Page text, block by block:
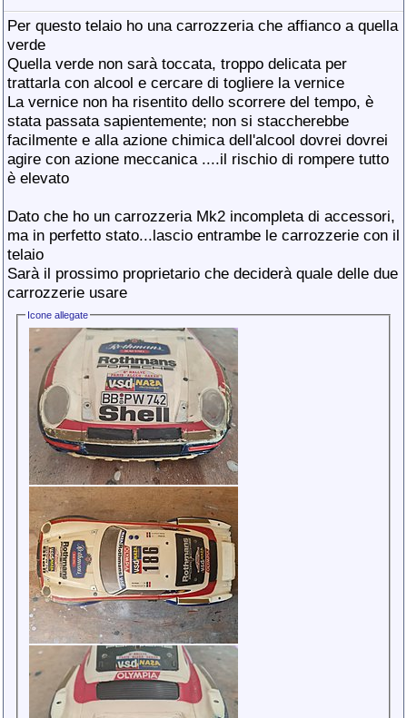
Per questo telaio ho una carrozzeria che affianco a quella
verde
Quella verde non sarà toccata, troppo delicata per
trattarla con alcool e cercare di togliere la vernice
La vernice non ha risentito dello scorrere del tempo, è
stata passata sapientemente; non si staccherebbe
facilmente e alla azione chimica dell'alcool dovrei dovrei
agire con azione meccanica ....il rischio di rompere tutto
è elevato
Dato che ho un carrozzeria Mk2 incompleta di accessori,
ma in perfetto stato...lascio entrambe le carrozzerie con il
telaio
Sarà il prossimo proprietario che deciderà quale delle due
carrozzerie usare
Icone allegate